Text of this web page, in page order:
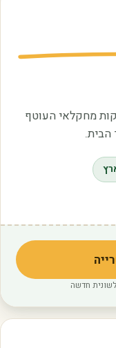
מחקלאי העוטף
הבית.
חדשה)
חדשה